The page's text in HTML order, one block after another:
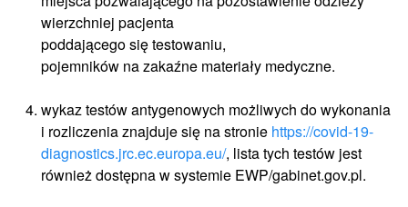
wierzchniej pacjenta
poddającego się testowaniu,
pojemników na zakaźne materiały medyczne.
wykaz testów antygenowych możliwych do wykonania
i rozliczenia znajduje się na stronie https://covid-19-
diagnostics.jrc.ec.europa.eu/, lista tych testów jest
również dostępna w systemie EWP/gabinet.gov.pl.